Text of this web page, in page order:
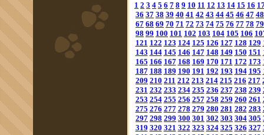
1 2 3 4 5 6 7 8 9 10 11 12 13 14 15 16
36 37 38 39 40 41 42 43 44 45 46 47 48
67 68 69 70 71 72 73 74 75 76 77 78 79
98 99 100 101 102 103 104 105 106
121 122 123 124 125 126 127 128 129
143 144 145 146 147 148 149 150 151
165 166 167 168 169 170 171 172 173
187 188 189 190 191 192 193 194 195
209 210 211 212 213 214 215 216 217
231 232 233 234 235 236 237 238 239
253 254 255 256 257 258 259 260 261
275 276 277 278 279 280 281 282 283
297 298 299 300 301 302 303 304 305
319 320 321 322 323 324 325 326 327